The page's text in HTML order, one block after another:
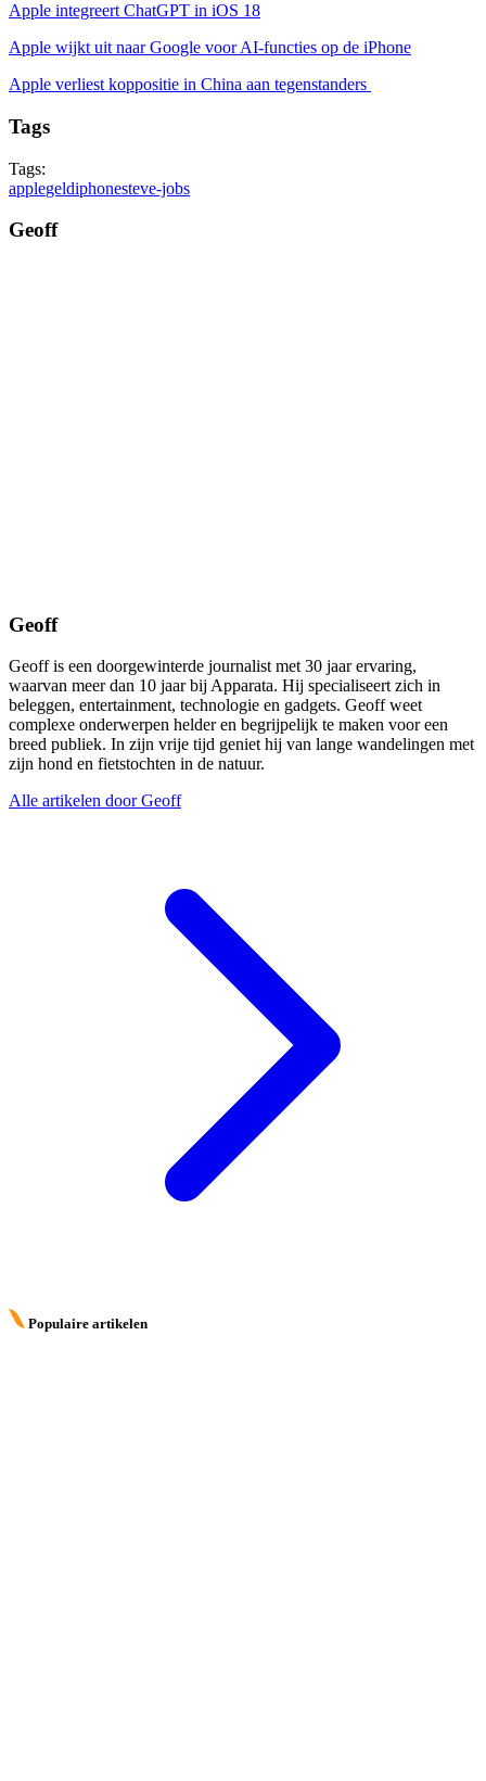
Apple integreert ChatGPT in iOS 18
Apple wijkt uit naar Google voor AI-functies op de iPhone
Apple verliest koppositie in China aan tegenstanders
Tags
Tags:
applegeldiphonesteve-jobs
Geoff
Geoff
Geoff is een doorgewinterde journalist met 30 jaar ervaring,
waarvan meer dan 10 jaar bij Apparata. Hij specialiseert zich in
beleggen, entertainment, technologie en gadgets. Geoff weet
complexe onderwerpen helder en begrijpelijk te maken voor een
breed publiek. In zijn vrije tijd geniet hij van lange wandelingen met
zijn hond en fietstochten in de natuur.
Alle artikelen door Geoff
Populaire artikelen